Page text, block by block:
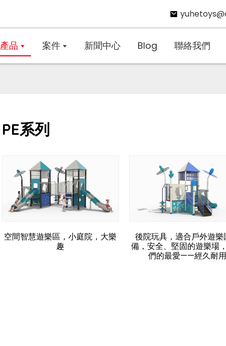
產品 案件 新聞中心 Blog 聯絡我們
PE系列
空間智慧遊樂區，小庭院，大樂
趣
後院玩具，適合戶外遊樂
備，安全、堅固的遊樂場
們的最愛——經久耐用